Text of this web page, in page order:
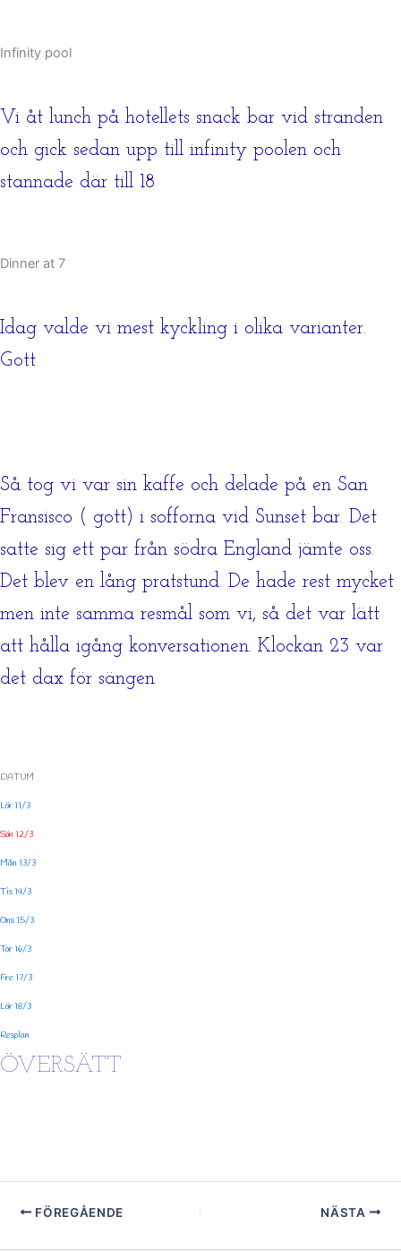
Infinity pool
Vi åt lunch på hotellets snack bar vid stranden
och gick sedan upp till infinity poolen och
stannade där till 18
Dinner at 7
Idag valde vi mest kyckling i olika varianter.
Gott
Så tog vi var sin kaffe och delade på en San
Fransisco ( gott) i sofforna vid Sunset bar. Det
satte sig ett par från södra England jämte oss.
Det blev en lång pratstund. De hade rest mycket
men inte samma resmål som vi, så det var lätt
att hålla igång konversationen. Klockan 23 var
det dax för sängen
DATUM
Lör 11/3
Sön 12/3
Mån 13/3
Tis 14/3
Ons 15/3
Tor 16/3
Fre 17/3
Lör 18/3
Resplan
ÖVERSÄTT
FÖREGÅENDE NÄSTA